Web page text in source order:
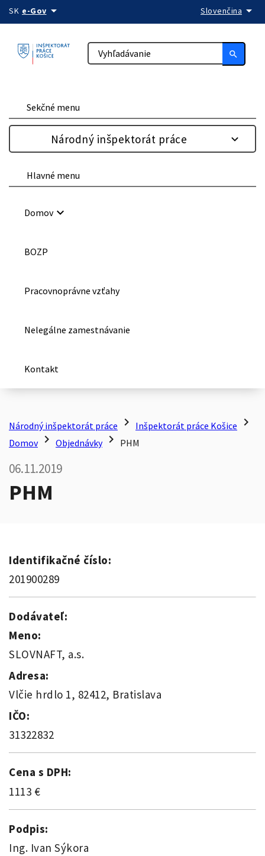
Preskočiť na obsah
SK e-Govarrow_drop_down Slovenčina arrow_drop_down
search
Sekčné menu
Národný inšpektorát práce
Hlavné menu
Domovkeyboard_arrow_down
BOZP
Pracovnoprávne vzťahy
Nelegálne zamestnávanie
Kontakt
Národný inšpektorát práce chevron_right Inšpektorát práce Košice chevron_right
Domov chevron_right Objednávky chevron_right PHM
06.11.2019
PHM
Identifikačné číslo:
201900289
Dodávateľ:
Meno:
SLOVNAFT, a.s.
Adresa:
Vlčie hrdlo 1, 82412, Bratislava
IČO:
31322832
Cena s DPH:
1113 €
Podpis:
Ing. Ivan Sýkora